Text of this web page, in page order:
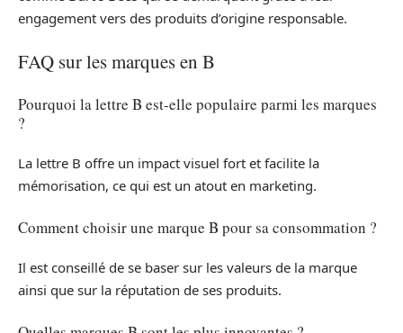
engagement vers des produits d’origine responsable.
FAQ sur les marques en B
Pourquoi la lettre B est-elle populaire parmi les marques
?
La lettre B offre un impact visuel fort et facilite la
mémorisation, ce qui est un atout en marketing.
Comment choisir une marque B pour sa consommation ?
Il est conseillé de se baser sur les valeurs de la marque
ainsi que sur la réputation de ses produits.